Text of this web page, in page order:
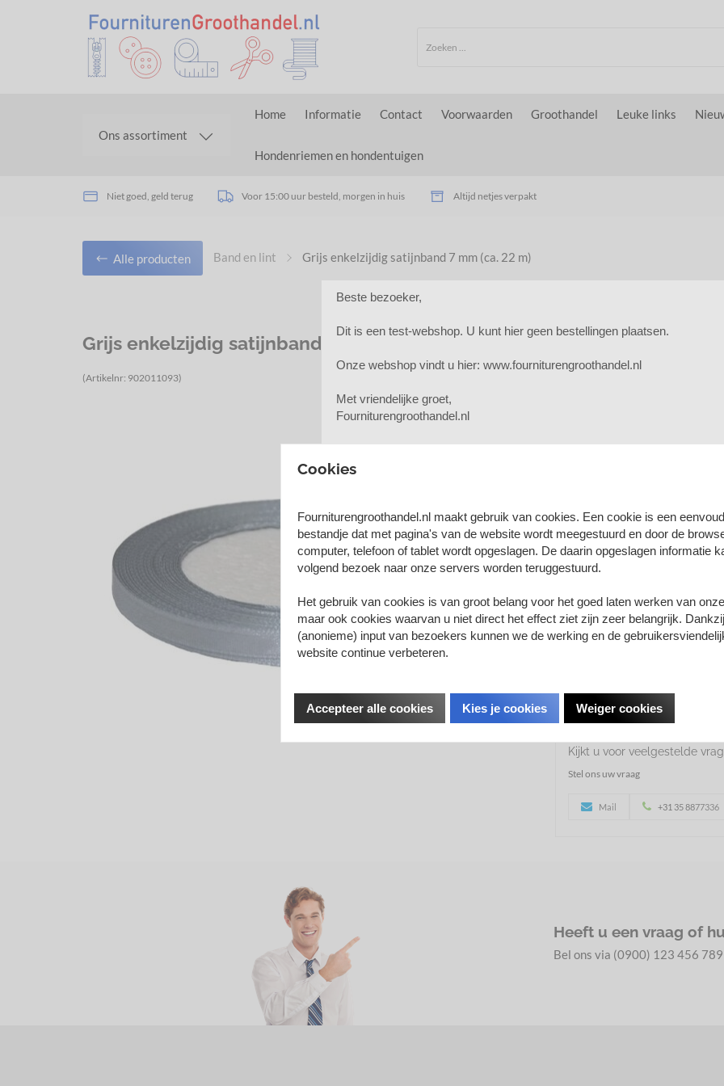
Ons assortiment
Home Informatie Contact Voorwaarden Groothandel Leuke links
Hondenriemen en hondentuigen
Niet goed, geld terug Voor 15:00 uur besteld, morgen in huis Altijd netjes verpakt
Alle producten Band en lint Grijs enkelzijdig satijnband 7 mm (ca. 22 m)
Grijs enkelzijdig satijnband 7 mm (ca. 22 m)
(Artikelnr: 902011093)
Mooie kwaliteit satijnband.
Dit product is niet uit
Log in om uw prijzen te
Vragen per mail proberen
Voor dringende vragen
klantenservice.
Kijkt u voor veelgestelde
Stel ons uw vraag
Mail +31 35 8877336
Heeft u een vraag of
Bel ons via (0900) 123 456 789
Beste bezoeker,
Dit is een test-webshop. U kunt hier geen bestellingen plaatsen.
Onze webshop vindt u hier: www.fourniturengroothandel.nl
Met vriendelijke groet,
Fourniturengroothandel.nl
Cookies
Fourniturengroothandel.nl maakt gebruik van cookies. Een cookie is een
bestandje dat met pagina's van de website wordt meegestuurd en door de
computer, telefoon of tablet wordt opgeslagen. De daarin opgeslagen informatie
volgend bezoek naar onze servers worden teruggestuurd.
Het gebruik van cookies is van groot belang voor het goed laten werken van
maar ook cookies waarvan u niet direct het effect ziet zijn zeer belangrijk.
(anonieme) input van bezoekers kunnen we de werking en de
website continue verbeteren.
Accepteer alle cookies Kies je cookies Weiger cookies